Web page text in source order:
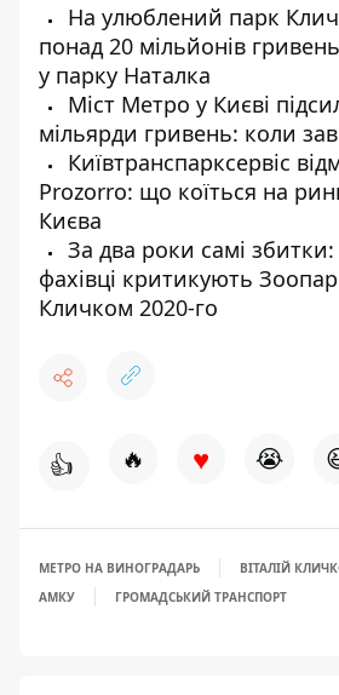
На улюблений парк
понад 20 мільйонів
у парку Наталка
Міст Метро у Києві
мільярди гривень: коли
Київтранспарксервіс
Prozorro: що коїться на
Києва
За два роки самі збитки:
фахівці критикують
Кличком 2020-го
👍 🔥 ♥ 😭
МЕТРО НА ВИНОГРАДАРЬ ВІТАЛІЙ
АМКУ
ГРОМАДСЬКИЙ ТРАНСПОРТ